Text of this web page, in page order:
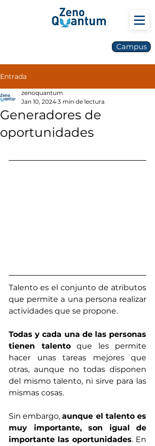
Campus
Entrada
Generadores de
oportunidades
zenoquantum
Jan 10, 2024 3 min de lectura
Talento es el conjunto de atributos
que permite a una persona realizar
actividades que se propone.
Todas y cada una de las personas
tienen talento que les permite
hacer unas tareas mejores que
otras, aunque no todas disponen
del mismo talento, ni sirve para las
mismas cosas.
Sin embargo, aunque el talento es
muy importante, son igual de
importante las oportunidades. En